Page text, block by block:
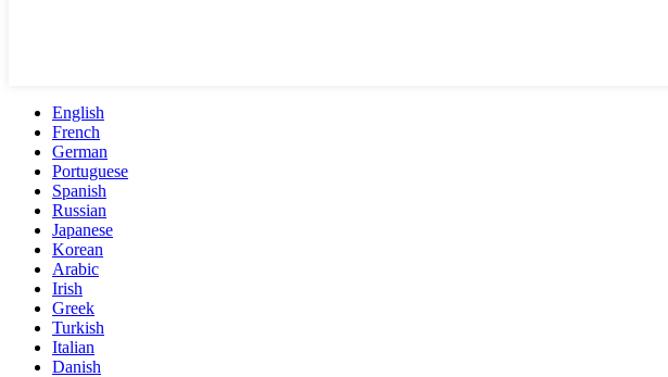
English
French
German
Portuguese
Spanish
Russian
Japanese
Korean
Arabic
Irish
Greek
Turkish
Italian
Danish